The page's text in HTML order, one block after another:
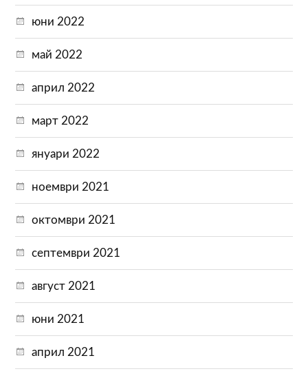
юни 2022
май 2022
април 2022
март 2022
януари 2022
ноември 2021
октомври 2021
септември 2021
август 2021
юни 2021
април 2021